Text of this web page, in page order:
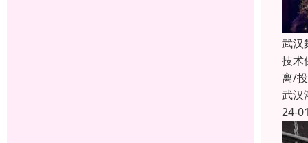
武汉
技术
离/
武汉
24-